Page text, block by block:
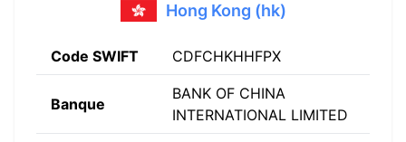
Hong Kong (hk)
Code SWIFT CDFCHKHHFPX
Banque
BANK OF CHINA
INTERNATIONAL LIMITED